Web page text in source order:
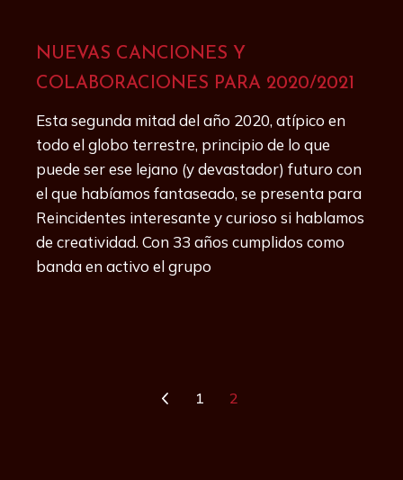
NUEVAS CANCIONES Y
COLABORACIONES PARA 2020/2021
Esta segunda mitad del año 2020, atípico en
todo el globo terrestre, principio de lo que
puede ser ese lejano (y devastador) futuro con
el que habíamos fantaseado, se presenta para
Reincidentes interesante y curioso si hablamos
de creatividad. Con 33 años cumplidos como
banda en activo el grupo
1 2